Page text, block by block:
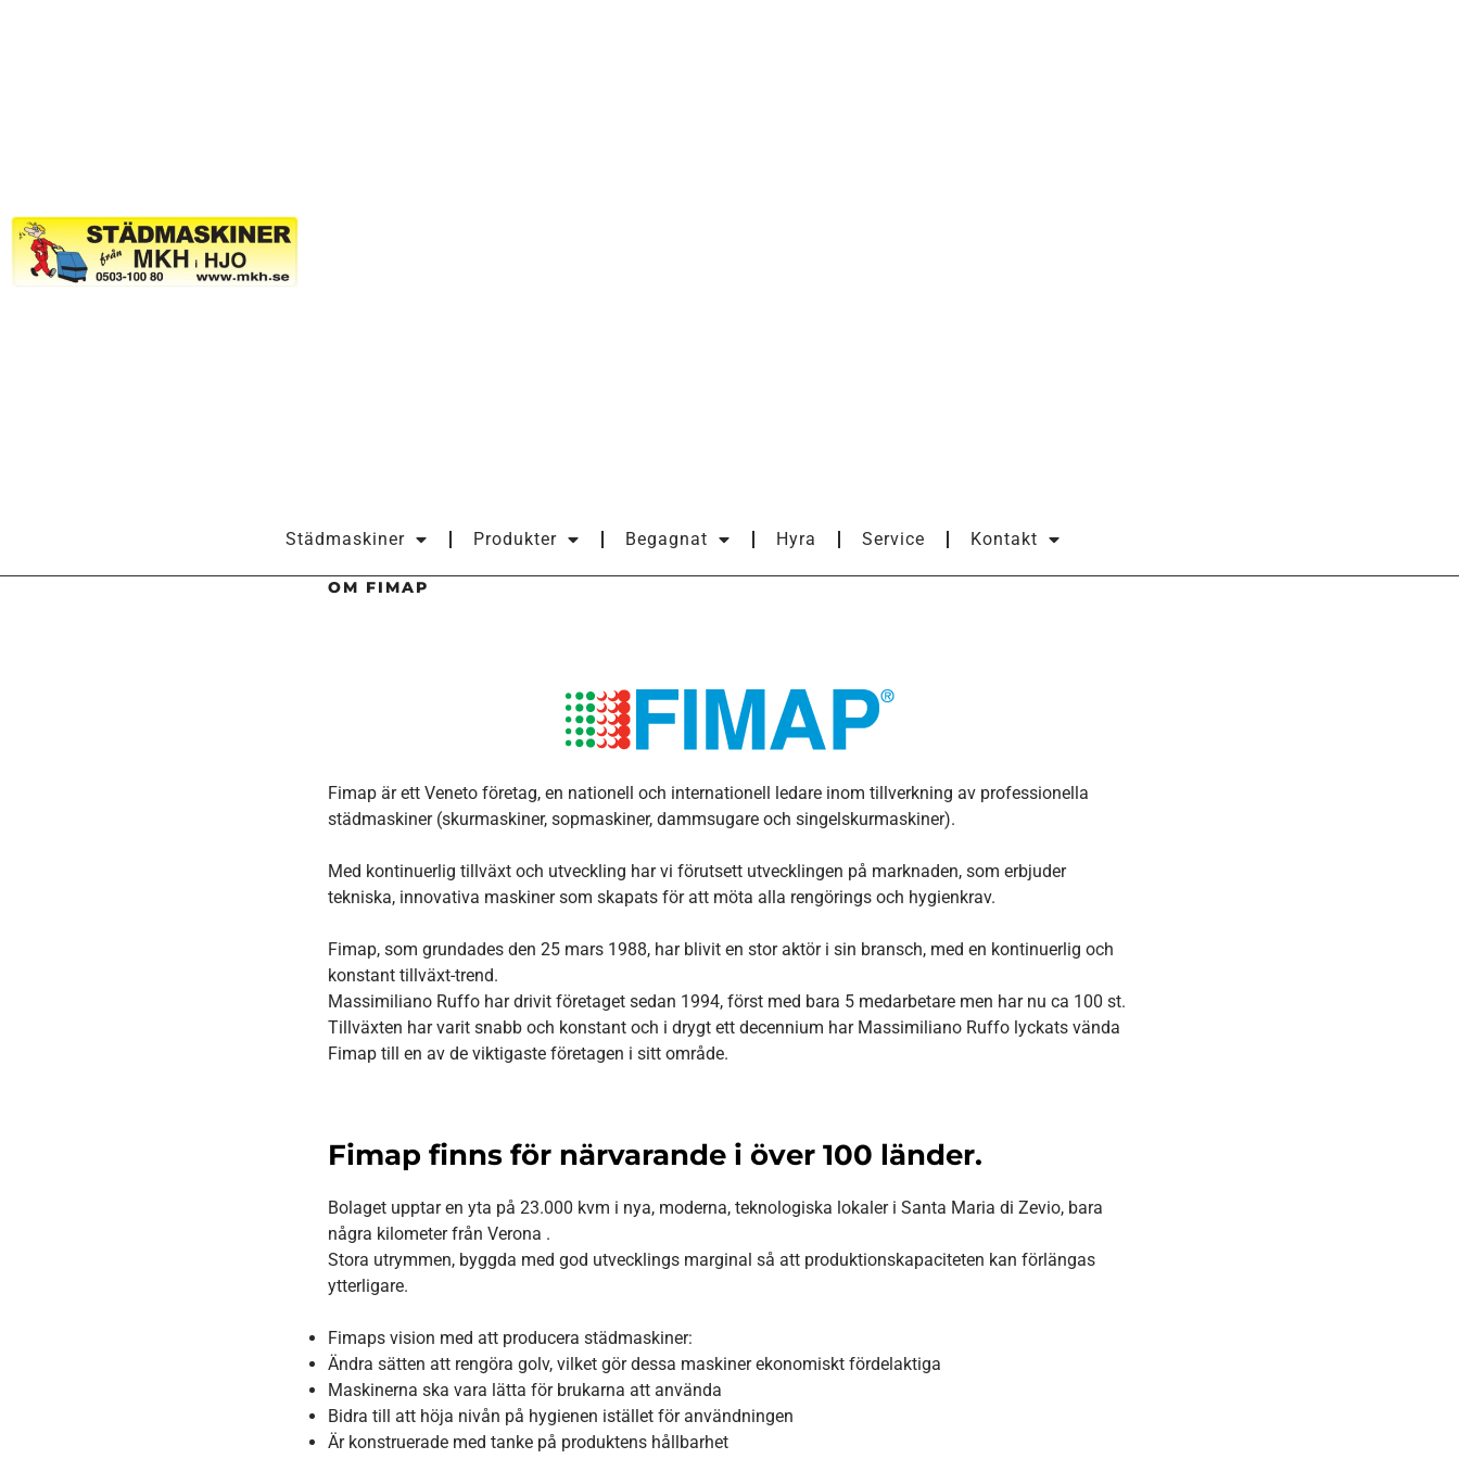
Städmaskiner Produkter Begagnat Hyra Service Kontakt
OM FIMAP
Fimap är ett Veneto företag, en nationell och internationell ledare inom tillverkning av professionella
städmaskiner (skurmaskiner, sopmaskiner, dammsugare och singelskurmaskiner).
Med kontinuerlig tillväxt och utveckling har vi förutsett utvecklingen på marknaden, som erbjuder
tekniska, innovativa maskiner som skapats för att möta alla rengörings och hygienkrav.
Fimap, som grundades den 25 mars 1988, har blivit en stor aktör i sin bransch, med en kontinuerlig och
konstant tillväxt-trend.
Massimiliano Ruffo har drivit företaget sedan 1994, först med bara 5 medarbetare men har nu ca 100 st.
Tillväxten har varit snabb och konstant och i drygt ett decennium har Massimiliano Ruffo lyckats vända
Fimap till en av de viktigaste företagen i sitt område.
Fimap finns för närvarande i över 100 länder.
Bolaget upptar en yta på 23.000 kvm i nya, moderna, teknologiska lokaler i Santa Maria di Zevio, bara
några kilometer från Verona .
Stora utrymmen, byggda med god utvecklings marginal så att produktionskapaciteten kan förlängas
ytterligare.
Fimaps vision med att producera städmaskiner:
Ändra sätten att rengöra golv, vilket gör dessa maskiner ekonomiskt fördelaktiga
Maskinerna ska vara lätta för brukarna att använda
Bidra till att höja nivån på hygienen istället för användningen
Är konstruerade med tanke på produktens hållbarhet